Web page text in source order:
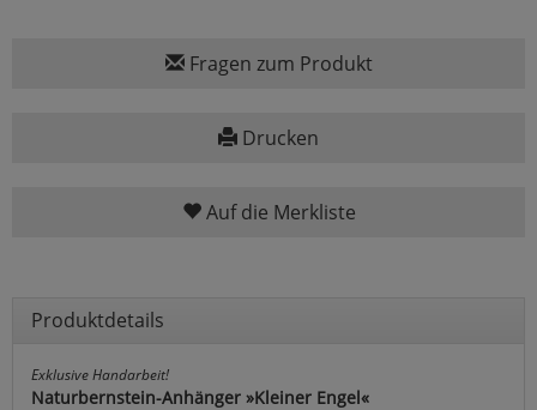
Fragen zum Produkt
Drucken
Auf die Merkliste
Produktdetails
Exklusive Handarbeit!
Naturbernstein-Anhänger »Kleiner Engel«